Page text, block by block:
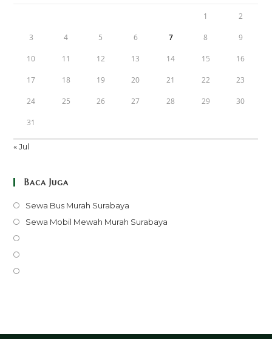
1 2
3 4 5 6 7 8 9
10 11 12 13 14 15 16
17 18 19 20 21 22 23
24 25 26 27 28 29 30
31
« Jul
Baca Juga
Sewa Bus Murah Surabaya
in
Sewa Mobil Mewah Murah Surabaya
tab